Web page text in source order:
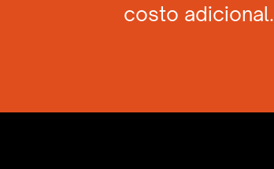
​costo adicional.